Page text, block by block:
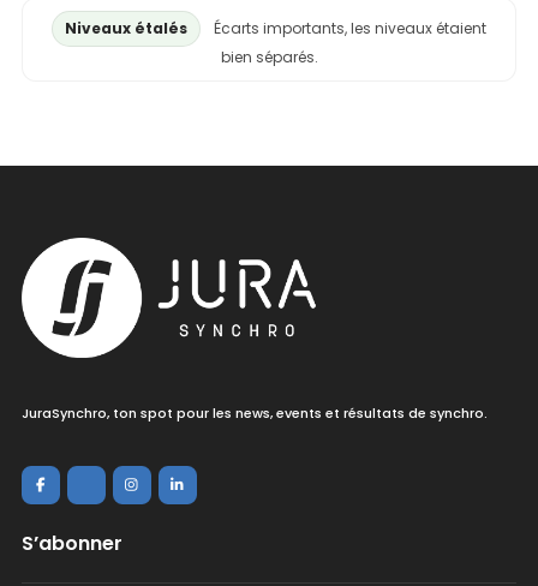
Niveaux étalés
Écarts importants, les niveaux étaient
bien séparés.
JuraSynchro, ton spot pour les news, events et résultats de synchro.
S’abonner